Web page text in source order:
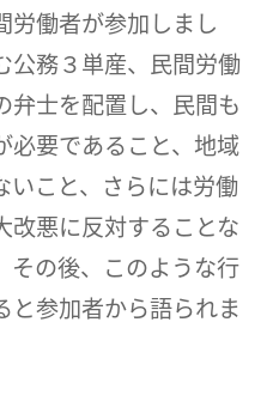
労働者が参加しまし
公務３単産、民間労働
弁士を配置し、民間も
必要であること、地域
いこと、さらには労働
改悪に反対することな
その後、このような行
と参加者から語られま